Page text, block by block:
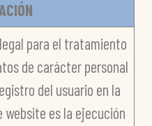
para el tratamiento
de carácter personal
del usuario en la
website es la ejecución